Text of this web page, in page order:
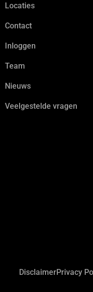
Locaties
Contact
Inloggen
Team
Nieuws
Veelgestelde vragen
DisclaimerPrivacy